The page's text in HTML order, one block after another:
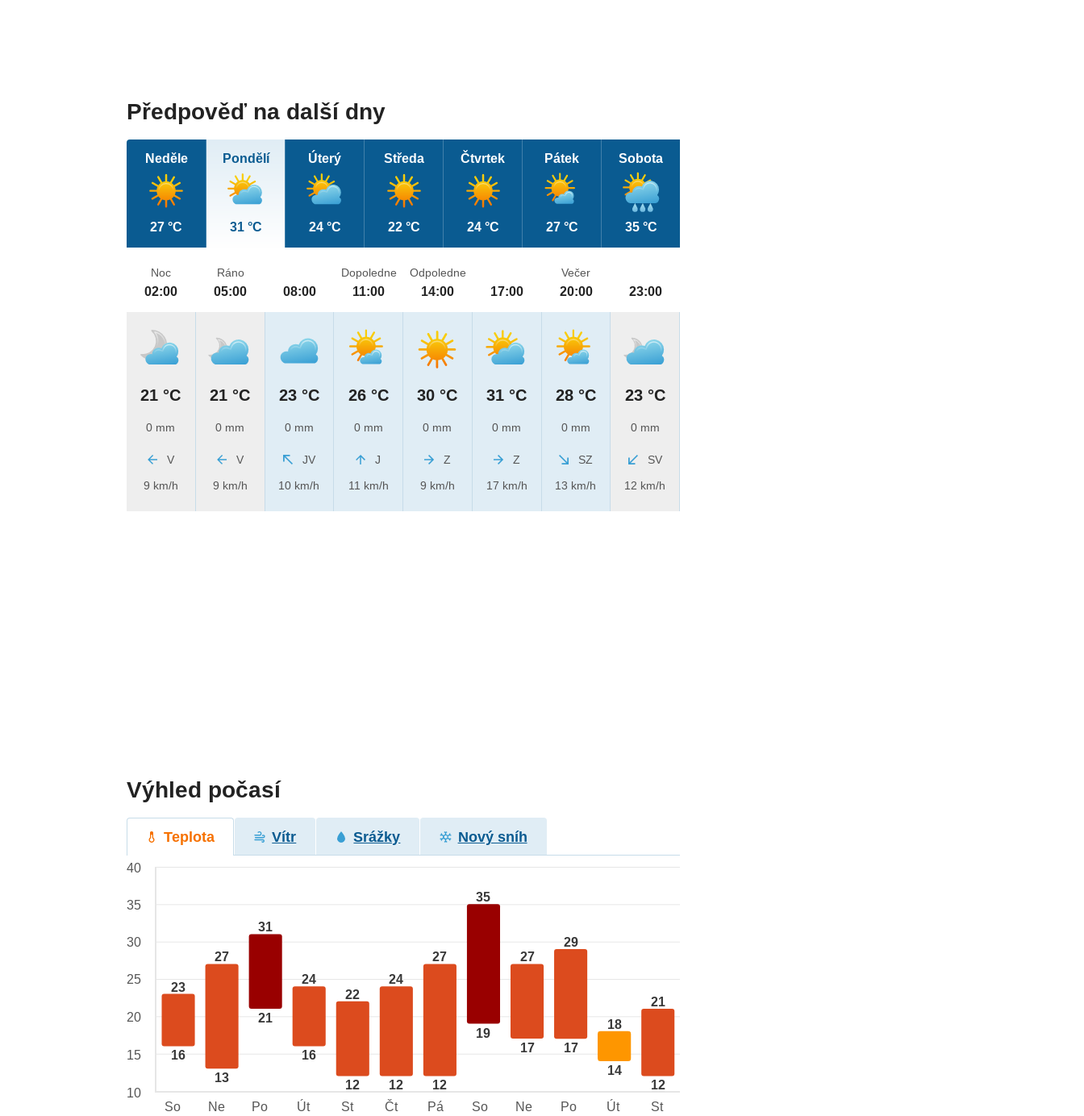
Předpověď na další dny
Neděle
27 °C
Pondělí
31 °C
Úterý
24 °C
Středa
22 °C
Čtvrtek
24 °C
Pátek
27 °C
Sobota
35 °C
Noc
02:00
21 °C
0 mm
V
9 km/h
Ráno
05:00
21 °C
0 mm
V
9 km/h
08:00
23 °C
0 mm
JV
10 km/h
Dopoledne
11:00
26 °C
0 mm
J
11 km/h
Odpoledne
14:00
30 °C
0 mm
Z
9 km/h
17:00
31 °C
0 mm
Z
17 km/h
Večer
20:00
28 °C
0 mm
SZ
13 km/h
23:00
23 °C
0 mm
SV
12 km/h
Výhled počasí
Teplota Vítr Srážky Nový sníh
23
16
27
13
31
21
24
16
22
12
24
12
27
12
35
19
27
17
29
17
18
14
21
12
40
35
30
25
20
15
10
So
Ne Po Út St Čt Pá So Ne Po Út St